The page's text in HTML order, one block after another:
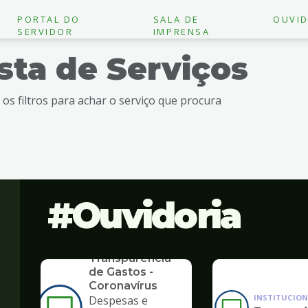
PORTAL DO
SERVIDOR
SALA DE
IMPRENSA
de Serviços
os filtros para achar o serviço que procura
Ouvidoria
Transparência
de Gastos -
Coronavírus
Despesas e